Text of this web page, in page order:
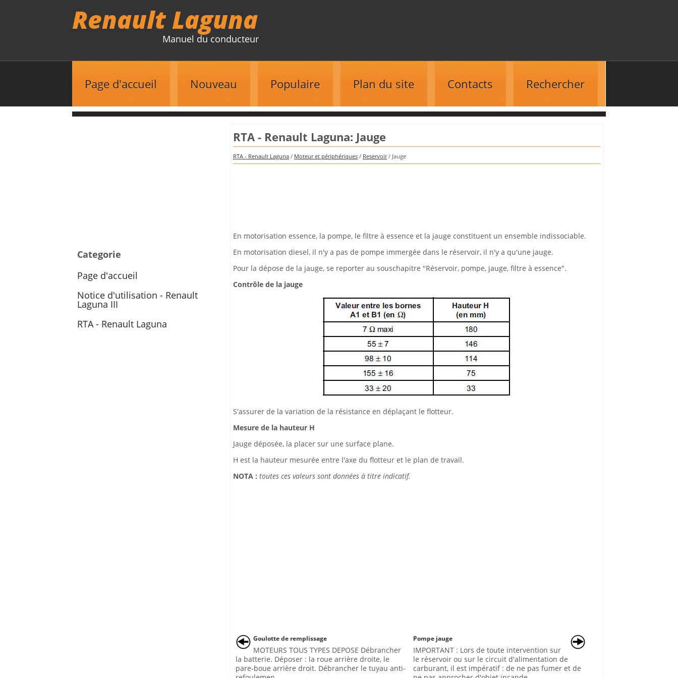
Renault Laguna
Manuel du conducteur
Page d'accueil Nouveau Populaire Plan du site Contacts Rechercher
RTA - Renault Laguna: Jauge
RTA - Renault Laguna / Moteur et périphériques / Reservoir/ Jauge
En motorisation essence, la pompe, le filtre à essence et la jauge constituent un ensemble indissociable.
En motorisation diesel, il n'y a pas de pompe immergée dans le réservoir, il n'y a qu'une jauge.
Pour la dépose de la jauge, se reporter au souschapitre "Réservoir, pompe, jauge, filtre à essence".
Contrôle de la jauge
S'assurer de la variation de la résistance en déplaçant le flotteur.
Mesure de la hauteur H
Jauge déposée, la placer sur une surface plane.
H est la hauteur mesurée entre l'axe du flotteur et le plan de travail.
NOTA : toutes ces valeurs sont données à titre indicatif.
Goulotte de remplissage
MOTEURS TOUS TYPES DEPOSE Débrancher
la batterie. Déposer : la roue arrière droite, le
pare-boue arrière droit. Débrancher le tuyau anti-
Pompe jauge
IMPORTANT : Lors de toute intervention sur
le réservoir ou sur le circuit d'alimentation de
carburant, il est impératif : de ne pas fumer et de
Categorie
Page d'accueil
Notice d'utilisation - Renault
Laguna III
RTA - Renault Laguna